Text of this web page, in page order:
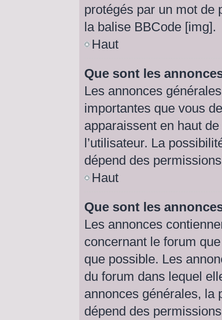
protégés par un mot de
la balise BBCode [img].
Haut
Que sont les
Les annonces
importantes que vous
apparaissent en haut
l’utilisateur. La
dépend des
Haut
Que sont les
Les annonces
concernant le forum
que possible. Les
du forum dans lequel
annonces générales, la
dépend des